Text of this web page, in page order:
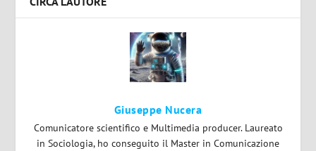
Giuseppe Nucera
Comunicatore scientifico e Multimedia producer. Laureato
in Sociologia, ho conseguito il Master in Comunicazione